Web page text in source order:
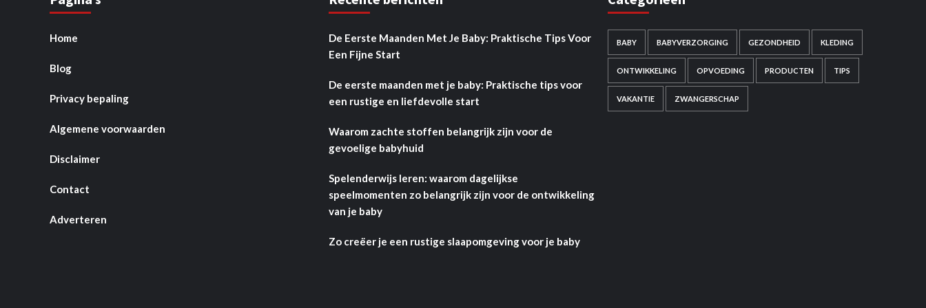
Home
Blog
Privacy bepaling
Algemene voorwaarden
Disclaimer
Contact
Adverteren
De Eerste Maanden Met Je Baby: Praktische Tips Voor
Een Fijne Start
De eerste maanden met je baby: Praktische tips voor
een rustige en liefdevolle start
Waarom zachte stoffen belangrijk zijn voor de
gevoelige babyhuid
Spelenderwijs leren: waarom dagelijkse
speelmomenten zo belangrijk zijn voor de ontwikkeling
van je baby
Zo creëer je een rustige slaapomgeving voor je baby
BABY BABYVERZORGING GEZONDHEID KLEDING
ONTWIKKELING OPVOEDING PRODUCTEN TIPS
VAKANTIE ZWANGERSCHAP